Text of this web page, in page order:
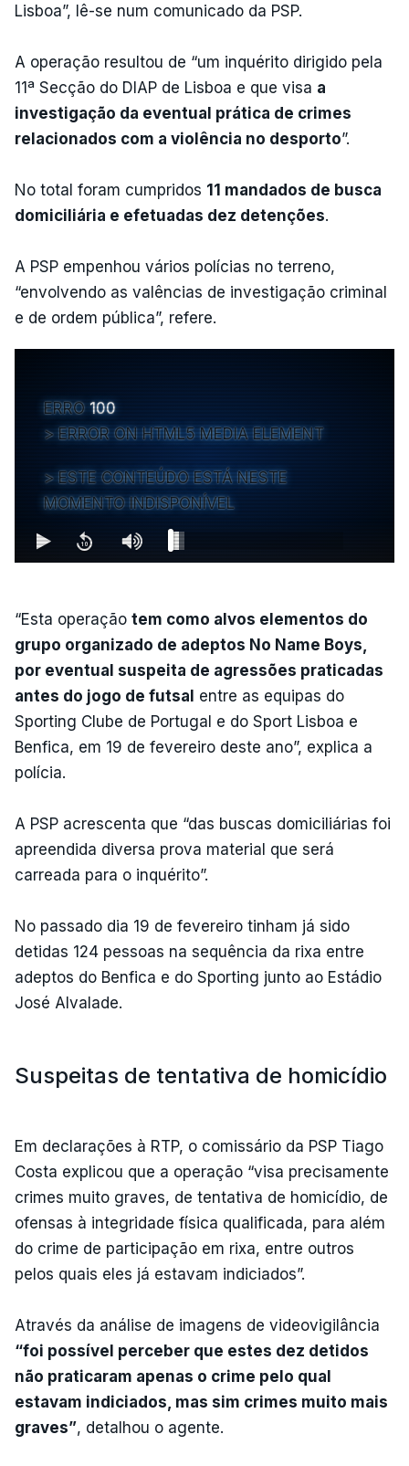
Lisboa”, lê-se num comunicado da PSP.
A operação resultou de “um inquérito dirigido pela
11ª Secção do DIAP de Lisboa e que visa a
investigação da eventual prática de crimes
relacionados com a violência no desporto”.
No total foram cumpridos 11 mandados de busca
domiciliária e efetuadas dez detenções.
A PSP empenhou vários polícias no terreno,
“envolvendo as valências de investigação criminal
e de ordem pública”, refere.
ERRO 100
ERROR ON HTML5 MEDIA ELEMENT
ESTE CONTEÚDO ESTÁ NESTE
MOMENTO INDISPONÍVEL
“Esta operação tem como alvos elementos do
grupo organizado de adeptos No Name Boys,
por eventual suspeita de agressões praticadas
antes do jogo de futsal entre as equipas do
Sporting Clube de Portugal e do Sport Lisboa e
Benfica, em 19 de fevereiro deste ano”, explica a
polícia.
A PSP acrescenta que “das buscas domiciliárias foi
apreendida diversa prova material que será
carreada para o inquérito”.
No passado dia 19 de fevereiro tinham já sido
detidas 124 pessoas na sequência da rixa entre
adeptos do Benfica e do Sporting junto ao Estádio
José Alvalade.
Suspeitas de tentativa de homicídio
Em declarações à RTP, o comissário da PSP Tiago
Costa explicou que a operação “visa precisamente
crimes muito graves, de tentativa de homicídio, de
ofensas à integridade física qualificada, para além
do crime de participação em rixa, entre outros
pelos quais eles já estavam indiciados”.
Através da análise de imagens de videovigilância
“foi possível perceber que estes dez detidos
não praticaram apenas o crime pelo qual
estavam indiciados, mas sim crimes muito mais
graves”, detalhou o agente.